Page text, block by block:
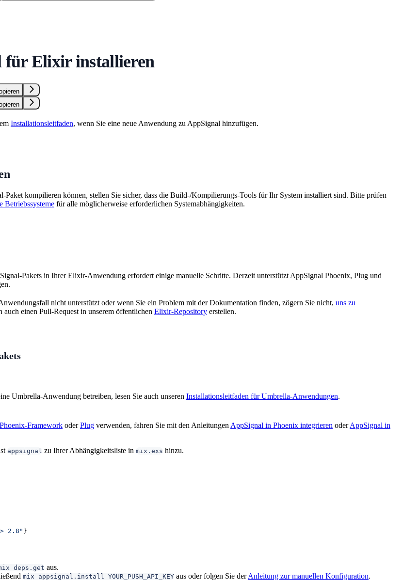
für Elixir installieren
Installationsleitfaden, wenn Sie eine neue Anwendung zu AppSignal hinzufügen.
Paket kompilieren können, stellen Sie sicher, dass die Build-/Kompilierungs-Tools für Ihr System installiert sind. Bitte prüfen
Betriebssysteme für alle möglicherweise erforderlichen Systemabhängigkeiten.
Pakets in Ihrer Elixir-Anwendung erfordert einige manuelle Schritte. Derzeit unterstützt AppSignal Phoenix, Plug und
nicht unterstützt oder wenn Sie ein Problem mit der Dokumentation finden, zögern Sie nicht, uns zu
auch einen Pull-Request in unserem öffentlichen Elixir-Repository erstellen.
Umbrella-Anwendung betreiben, lesen Sie auch unseren Installationsleitfaden für Umbrella-Anwendungen.
Phoenix-Framework oderPlug verwenden, fahren Sie mit den Anleitungen AppSignal in Phoenix integrieren oderAppSignal in
appsignal zu Ihrer Abhängigkeitsliste in mix.exs hinzu.
2.8"}
deps.get aus.
mix appsignal.install YOUR_PUSH_API_KEY aus oder folgen Sie derAnleitung zur manuellen Konfiguration.